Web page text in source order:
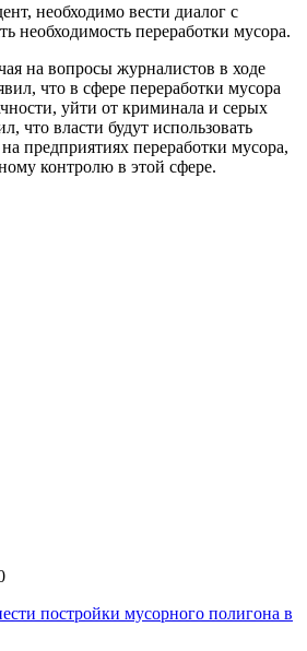
необходимо вести диалог с
необходимость переработки мусора.
на вопросы журналистов в ходе
что в сфере переработки мусора
уйти от криминала и серых
что власти будут использовать
предприятиях переработки мусора,
контролю в этой сфере.
постройки мусорного полигона в